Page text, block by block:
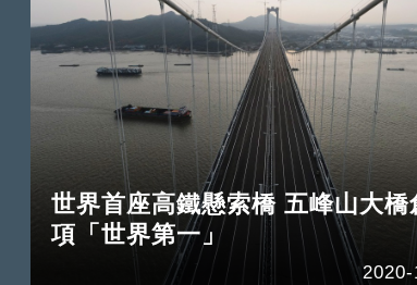
世界首座高鐵懸索橋 五峰山大橋
項「世界第一」